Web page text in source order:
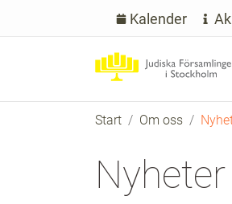
Kalender
Start Om oss
Nyheter